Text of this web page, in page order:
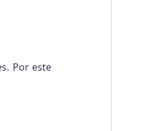
Por este